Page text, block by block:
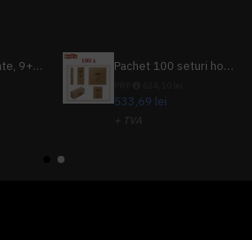
Pachet 10 halate, 9+1 gratuit Pachet 100 seturi hoteliere, set dentar, set barbierit, casca de dus, pila unghii, set cusut
533,69 lei
+ TVA